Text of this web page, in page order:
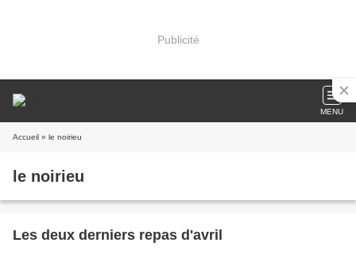
Publicité
MENU
Accueil » le noirieu
le noirieu
Les deux derniers repas d'avril